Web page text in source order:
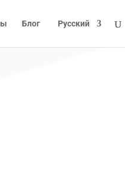
Блог Русский